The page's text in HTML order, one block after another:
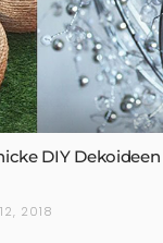
DIY
2018